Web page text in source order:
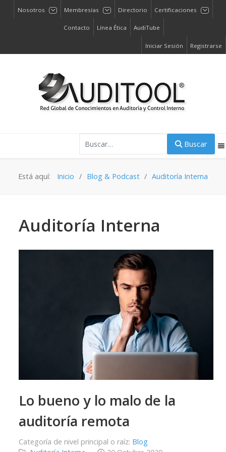
Nosotros Membresías Directorio Certificaciones
Contacto Línea Ética AudiTube
Iniciar Sesión Registrarse
Buscar
Está aquí: Inicio Blog & Podcast Auditoría Interna
Auditoría Interna
Lo bueno y lo malo de la
auditoría remota
Categoría de nivel principal o raíz: Blog